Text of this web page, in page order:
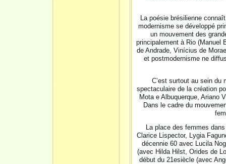
La poésie brésilienne
modernisme se développé
un mouvement des
principalement à Rio (Manuel
de Andrade, Vinícius de
et postmodernisme ne
C’est surtout au sein du
spectaculaire de la création
Mota e Albuquerque, Ariano
Dans le cadre du
La place des femmes
Clarice Lispector, Lygia
décennie 60 avec Lucila
(avec Hilda Hilst, Orides de
début du 21esiècle (avec